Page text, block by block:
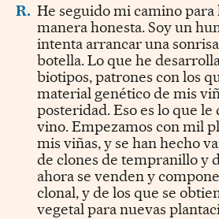
R. He seguido mi camino para
manera honesta. Soy un
intenta arrancar una
botella. Lo que he
biotipos, patrones con los
material genético de mis
posteridad. Eso es lo que le
vino. Empezamos con mil
mis viñas, y se han hecho
de clones de tempranillo y
ahora se venden y
clonal, y de los que se
vegetal para nuevas